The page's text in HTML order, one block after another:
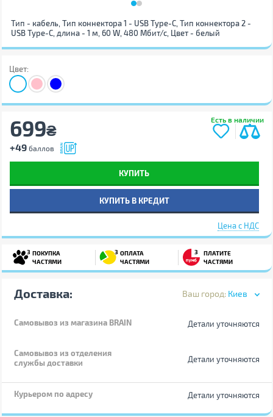
Тип - кабель, Тип коннектора 1 - USB Type-C, Тип коннектора 2 -
USB Type-C, длина - 1 м, 60 W, 480 Мбит/с, Цвет - белый
Цвет:
699₴
+49баллов
Есть в наличии
КУПИТЬ
КУПИТЬ В КРЕДИТ
Цена с НДС
3 ПОКУПКА
ЧАСТЯМИ
3 ОПЛАТА
ЧАСТЯМИ
3
ПЛАТИТЕ
ЧАСТЯМИ
Доставка: Ваш город: Киев
Самовывоз из магазина BRAIN Детали уточняются
Самовывоз из отделения
службы доставки
Детали уточняются
Курьером по адресу Детали уточняются